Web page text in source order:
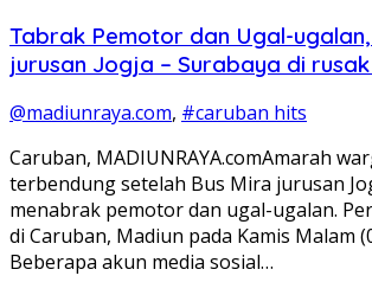
Tabrak Pemotor dan Ugal-
jurusan Jogja – Surabaya di
@madiunraya.com, #caruban hits
Caruban, MADIUNRAYA.comAmarah
terbendung setelah Bus Mira jurusan
menabrak pemotor dan ugal-ugalan.
di Caruban, Madiun pada Kamis Malam
Beberapa akun media sosial…